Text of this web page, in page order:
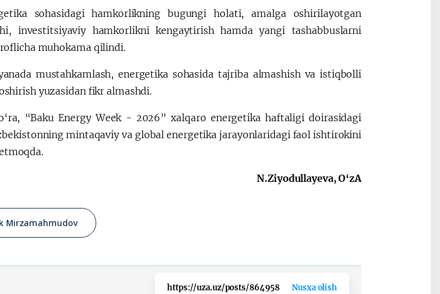
sohasidagi hamkorlikning bugungi holati, amalga oshirilayotgan
investitsiyaviy hamkorlikni kengaytirish hamda yangi tashabbuslarni
muhokama qilindi.
mustahkamlash, energetika sohasida tajriba almashish va istiqbolli
yuzasidan fikr almashdi.
“Baku Energy Week - 2026” xalqaro energetika haftaligi doirasidagi
mintaqaviy va global energetika jarayonlaridagi faol ishtirokini
N.Ziyodullayeva, O‘zA
Mirzamahmudov
https://uza.uz/posts/864958 Nusxa olish